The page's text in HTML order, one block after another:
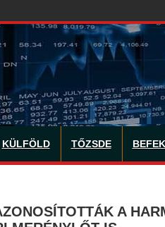
KÜLFÖLD TŐZSDE
A